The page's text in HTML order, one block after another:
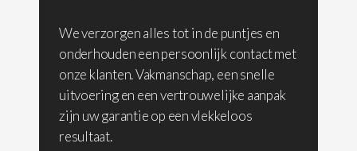
We verzorgen alles tot in de puntjes en
onderhouden een persoonlijk contact met
onze klanten. Vakmanschap, een snelle
uitvoering en een vertrouwelijke aanpak
zijn uw garantie op een vlekkeloos
resultaat.